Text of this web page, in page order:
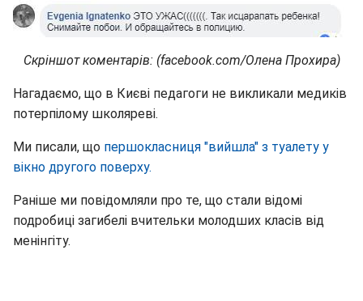
Скріншот коментарів: (facebook.com/Олена Прохира)
Нагадаємо, що в Києві педагоги не викликали медиків
потерпілому школяреві.
Ми писали, що першокласниця "вийшла" з туалету у
вікно другого поверху.
Раніше ми повідомляли про те, що стали відомі
подробиці загибелі вчительки молодших класів від
менінгіту.